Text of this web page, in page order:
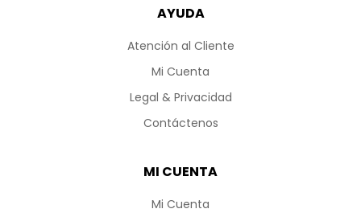
AYUDA
Atención al Cliente
Mi Cuenta
Legal & Privacidad
Contáctenos
MI CUENTA
Mi Cuenta